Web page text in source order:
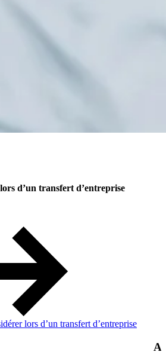
d’un transfert d’entreprise
lors d’un transfert d’entreprise